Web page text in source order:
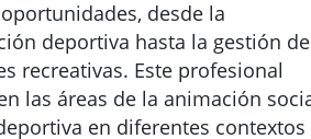
desde la
deportiva hasta la gestión de
recreativas. Este profesional
las áreas de la animación
en diferentes contextos